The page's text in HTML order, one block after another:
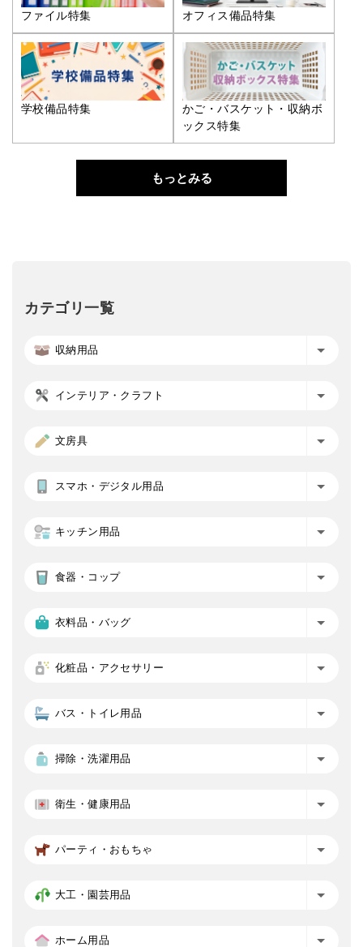
ファイル特集 オフィス備品特集
学校備品特集
かご・バスケット・収納ボ
ックス特集
もっとみる
カテゴリ一覧
収納用品
インテリア・クラフト
文房具
スマホ・デジタル用品
キッチン用品
食器・コップ
衣料品・バッグ
化粧品・アクセサリー
バス・トイレ用品
掃除・洗濯用品
衛生・健康用品
パーティ・おもちゃ
大工・園芸用品
ホーム用品